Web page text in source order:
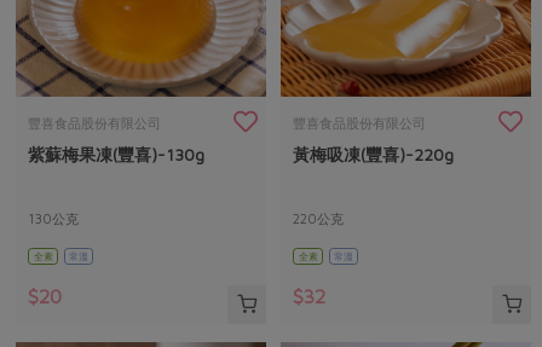
豐喜食品股份有限公司
紫蘇梅果凍(豐喜)-130g
130公克
全素 常溫
$20
豐喜食品股份有限公司
黃梅吸凍(豐喜)-220g
220公克
全素 常溫
$32